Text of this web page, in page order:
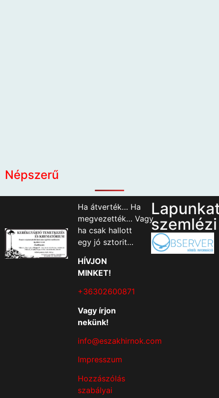
Népszerű
Ha átverték… Ha
megvezették… Vagy
ha csak hallott
egy jó sztorit…
HÍVJON
MINKET!
+36302600871
Vagy írjon
nekünk!
info@eszakhirnok.com
Impresszum
Hozzászólás
szabályai
szemlézi